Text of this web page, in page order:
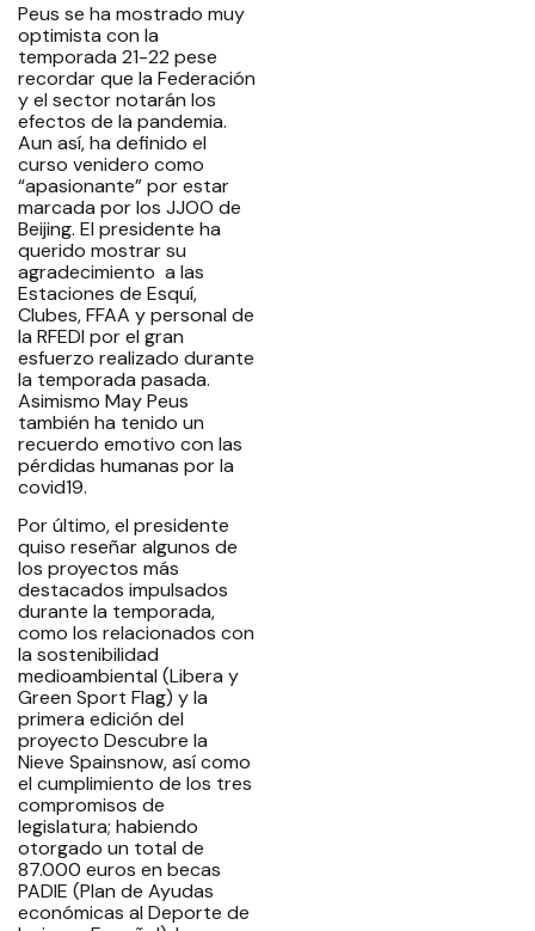
Peus se ha mostrado muy
optimista con la
temporada 21-22 pese
recordar que la Federación
y el sector notarán los
efectos de la pandemia.
Aun así, ha definido el
curso venidero como
“apasionante” por estar
marcada por los JJOO de
Beijing. El presidente ha
querido mostrar su
agradecimiento a las
Estaciones de Esquí,
Clubes, FFAA y personal de
la RFEDI por el gran
esfuerzo realizado durante
la temporada pasada.
Asimismo May Peus
también ha tenido un
recuerdo emotivo con las
pérdidas humanas por la
covid19.
Por último, el presidente
quiso reseñar algunos de
los proyectos más
destacados impulsados
durante la temporada,
como los relacionados con
la sostenibilidad
medioambiental (Libera y
Green Sport Flag) y la
primera edición del
proyecto Descubre la
Nieve Spainsnow, así como
el cumplimiento de los tres
compromisos de
legislatura; habiendo
otorgado un total de
87.000 euros en becas
PADIE (Plan de Ayudas
económicas al Deporte de